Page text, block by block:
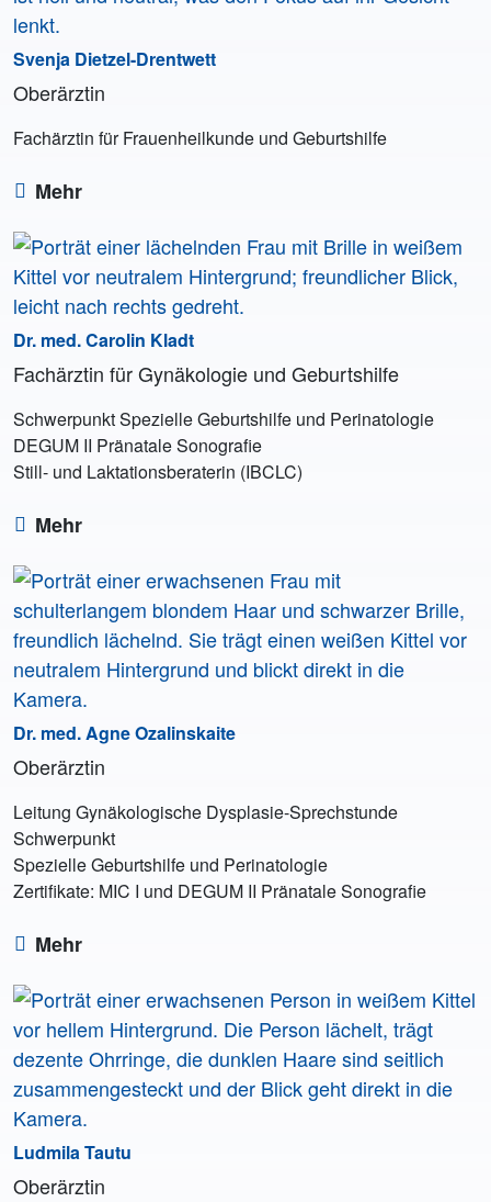
Svenja Dietzel-Drentwett
Oberärztin
Fachärztin für Frauenheilkunde und Geburtshilfe
Mehr
Dr. med. Carolin Kladt
Fachärztin für Gynäkologie und Geburtshilfe
Schwerpunkt Spezielle Geburtshilfe und Perinatologie
DEGUM II Pränatale Sonografie
Still- und Laktationsberaterin (IBCLC)
Mehr
Dr. med. Agne Ozalinskaite
Oberärztin
Leitung Gynäkologische Dysplasie-Sprechstunde
Schwerpunkt
Spezielle Geburtshilfe und Perinatologie
Zertifikate: MIC I und DEGUM II Pränatale Sonografie
Mehr
Ludmila Tautu
Oberärztin